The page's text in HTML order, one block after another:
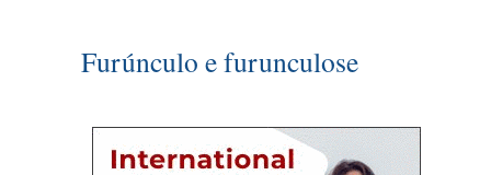
Furúnculo e furunculose